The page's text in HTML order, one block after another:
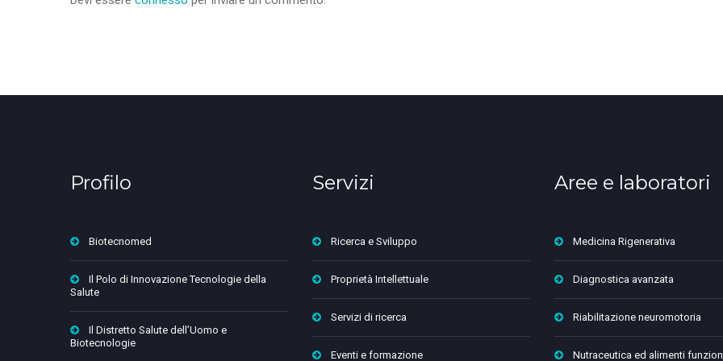
Profilo
Biotecnomed
Il Polo di Innovazione Tecnologie della
Salute
Il Distretto Salute dell’Uomo e
Biotecnologie
Servizi
Ricerca e Sviluppo
Proprietà Intellettuale
Servizi di ricerca
Eventi e formazione
Aree e laboratori
Medicina Rigenerativa
Diagnostica avanzata
Riabilitazione neuromotoria
Nutraceutica ed alimenti